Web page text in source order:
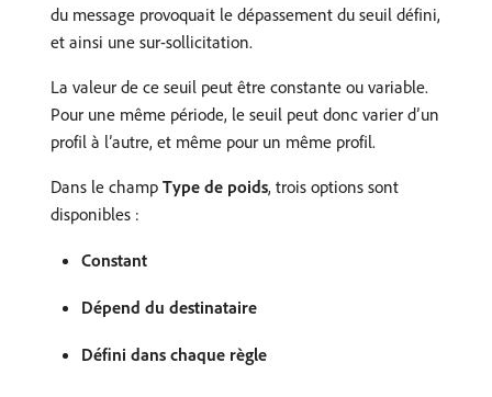
du message provoquait le dépassement du seuil défini,
et ainsi une sur-sollicitation.
La valeur de ce seuil peut être constante ou variable.
Pour une même période, le seuil peut donc varier d’un
profil à l’autre, et même pour un même profil.
Dans le champ Type de poids, trois options sont
disponibles :
Constant
Dépend du destinataire
Défini dans chaque règle